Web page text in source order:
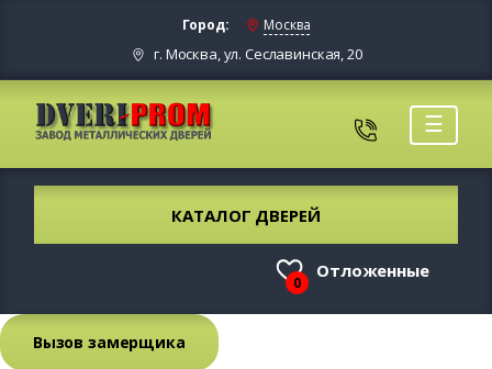
Город: Москва
г. Москва, ул. Сеславинская, 20
☰
КАТАЛОГ ДВЕРЕЙ
0
Отложенные
Вызов замерщика